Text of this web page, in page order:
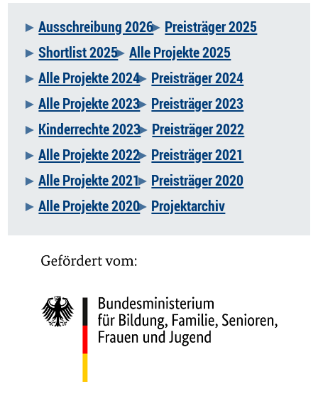
Navigation
überspringen
Ausschreibung 2026
Preisträger 2025
Shortlist 2025 Alle Projekte 2025
Alle Projekte 2024
Preisträger 2024
Alle Projekte 2023
Preisträger 2023
Kinderrechte 2023
Preisträger 2022
Alle Projekte 2022
Preisträger 2021
Alle Projekte 2021
Preisträger 2020
Alle Projekte 2020
Projektarchiv